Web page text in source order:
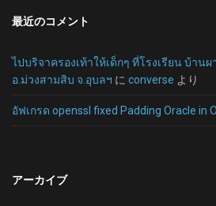
最近のコメント
ไปบริจาครองเท้าให้เด็กๆ ที่โรงเรียน บ้าน
อ.ม่วงสามสิบ จ.อุบลฯ に converse より
อัฟเกรด openssl fixed Padding Oracle in
アーカイブ